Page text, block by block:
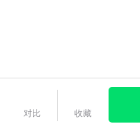
对比 收藏